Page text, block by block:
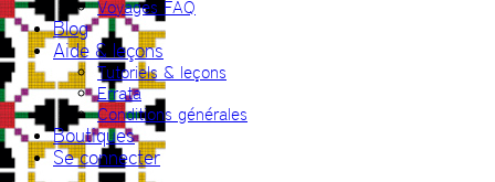
Voyages FAQ
Blog
Aide & leçons
Tutoriels & leçons
Errata
Conditions générales
Boutiques
Se connecter